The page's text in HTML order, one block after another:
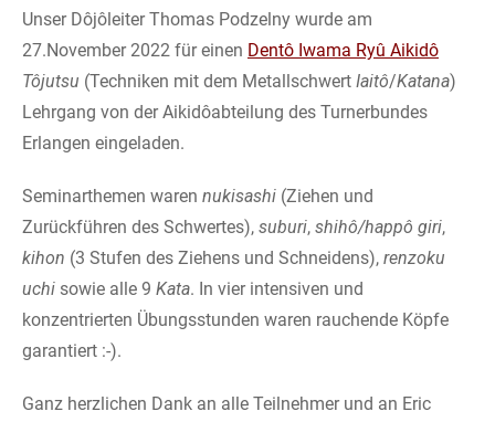
Unser Dôjôleiter Thomas Podzelny wurde am
27.November 2022 für einen Dentô Iwama Ryû Aikidô
Tôjutsu (Techniken mit dem Metallschwert Iaitô/Katana)
Lehrgang von der Aikidôabteilung des Turnerbundes
Erlangen eingeladen.
Seminarthemen waren nukisashi (Ziehen und
Zurückführen des Schwertes), suburi, shihô/happô giri,
kihon (3 Stufen des Ziehens und Schneidens), renzoku
uchi sowie alle 9 Kata. In vier intensiven und
konzentrierten Übungsstunden waren rauchende Köpfe
garantiert :-).
Ganz herzlichen Dank an alle Teilnehmer und an Eric